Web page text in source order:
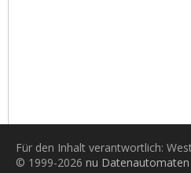
Für den Inhalt verantwortlich:
© 1999-2026 nu